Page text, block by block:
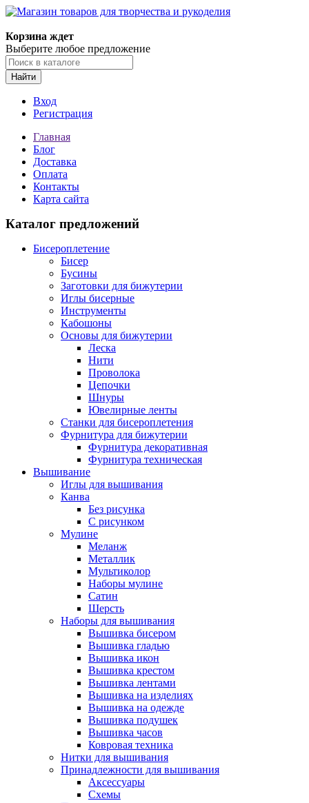
Корзина ждет
Выберите любое предложение
Найти
Вход
Регистрация
Главная
Блог
Доставка
Оплата
Контакты
Карта сайта
Каталог предложений
Бисероплетение
Бисер
Бусины
Заготовки для бижутерии
Иглы бисерные
Инструменты
Кабошоны
Основы для бижутерии
Леска
Нити
Проволока
Цепочки
Шнуры
Ювелирные ленты
Станки для бисероплетения
Фурнитура для бижутерии
Фурнитура декоративная
Фурнитура техническая
Вышивание
Иглы для вышивания
Канва
Без рисунка
С рисунком
Мулине
Меланж
Металлик
Мультиколор
Наборы мулине
Сатин
Шерсть
Наборы для вышивания
Вышивка бисером
Вышивка гладью
Вышивка икон
Вышивка крестом
Вышивка лентами
Вышивка на изделиях
Вышивка на одежде
Вышивка подушек
Вышивка часов
Ковровая техника
Нитки для вышивания
Принадлежности для вышивания
Аксессуары
Схемы